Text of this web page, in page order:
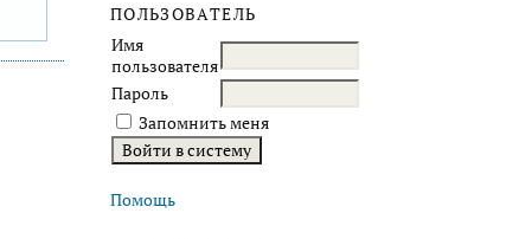
ПОЛЬЗОВАТЕЛЬ
Имя
пользователя
Пароль
Запомнить меня
Помощь